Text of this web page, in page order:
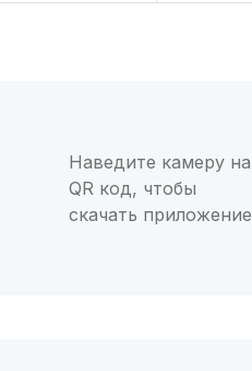
Наведите камеру на
QR код, чтобы
скачать приложение